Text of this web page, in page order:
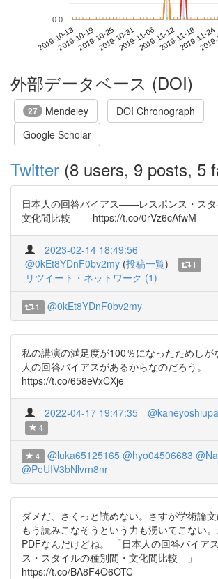
2019-10-132019-10-192019-10-252019-10-312019-11-062019-11-122019-11-182019-11-24
0.0
外部データベース (DOI)
27 Mendeley
DOI Chronograph
Google Scholar
Twitter (8 users, 9 posts, 5
日本人の回答バイアス――レスポンス・スタ
文化間比較―― https://t.co/0rVz6cAfwM
2023-02-14 18:49:56
@0kEt8YDnF0bv2my (投稿一覧) 1
リツイート・ネットワーク (1)
1 @0kEt8YDnF0bv2my
私の講演の満足度が100％になったためしが
人の回答バイアスがあるからなのだろう。
https://t.co/658eVxCXje
2022-04-17 19:47:35
4
4 @luka65125165 @hyo04506683
@PeUIV3bNlvrn8nr
ダメだ、さくっと読めない。さすが学術論文
もう読みこなそうという力も湧いてこない
PDFなんだけどね。 「日本人の回答バイア
ス・スタイルの種別間・文化間比較―」
https://t.co/BA8F4O6OTC